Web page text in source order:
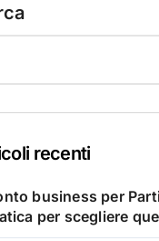
recenti
business per
per scegliere